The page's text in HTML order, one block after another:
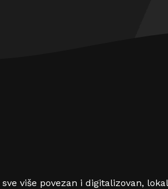
više povezan i digitalizovan,